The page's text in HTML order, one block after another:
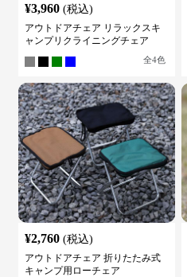
¥3,960 (税込)
アウトドアチェア リラックスキ
ャンプリクライニングチェア
全4色
¥2,760 (税込)
アウトドアチェア 折りたたみ式
キャンプ用ローチェア